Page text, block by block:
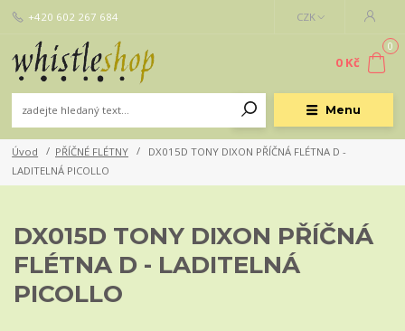
Menu
CZK
+420 602 267 684
0
0 Kč
Úvod PŘÍČNÉ FLÉTNY
DX015D TONY DIXON PŘÍČNÁ FLÉTNA D -
LADITELNÁ PICOLLO
DX015D TONY DIXON PŘÍČNÁ
FLÉTNA D - LADITELNÁ
PICOLLO